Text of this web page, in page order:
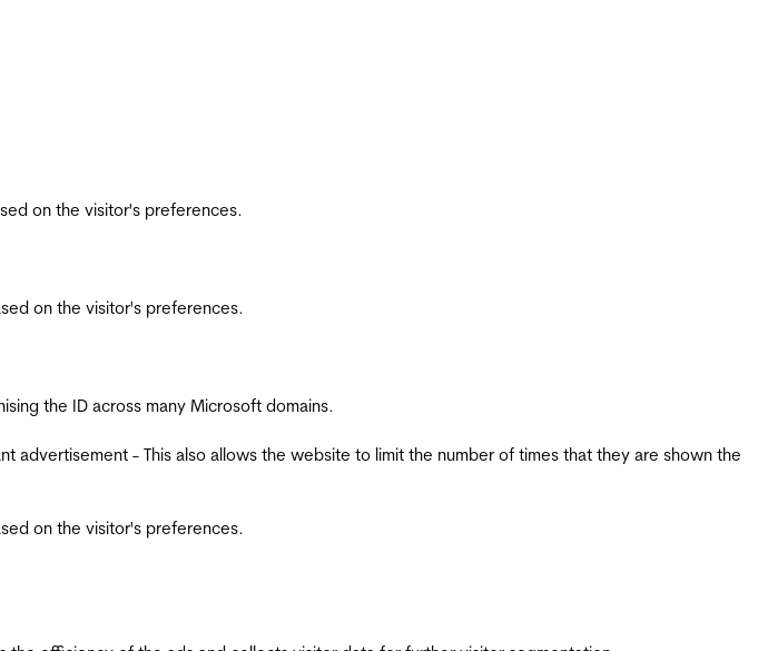
on the visitor's preferences.
on the visitor's preferences.
the ID across many Microsoft domains.
- This also allows the website to limit the number of times that they are shown the
on the visitor's preferences.